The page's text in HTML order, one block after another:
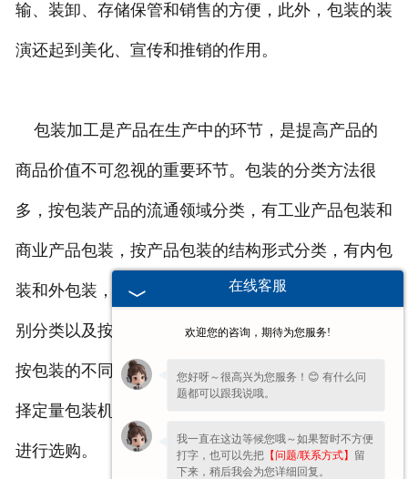
联系我们
输、装卸、存储保管和销售的方便，此外，包装的装
演还起到美化、宣传和推销的作用。
包装加工是产品在生产中的环节，是提高产品的
商品价值不可忽视的重要环节。包装的分类方法很
多，按包装产品的流通领域分类，有工业产品包装和
商业产品包装，按产品包装的结构形式分类，有内包
装和外包装，还可以按包装材料或包装容粱的品种类
别分类以及按包装对象即包装物品的名称分类等等。
按包装的不同所用定量包装机也不同，所以我们在选
择定量包装机时要按照我们自身的需求及硬件的配置
进行选购。
在线客服
欢迎您的咨询，期待为您服务!
您好呀～很高兴为您服务！😊 有什么问
题都可以跟我说哦。
我一直在这边等候您哦～如果暂时不方便
打字，也可以先把 【问题/联系方式】 留
下来，稍后我会为您详细回复。